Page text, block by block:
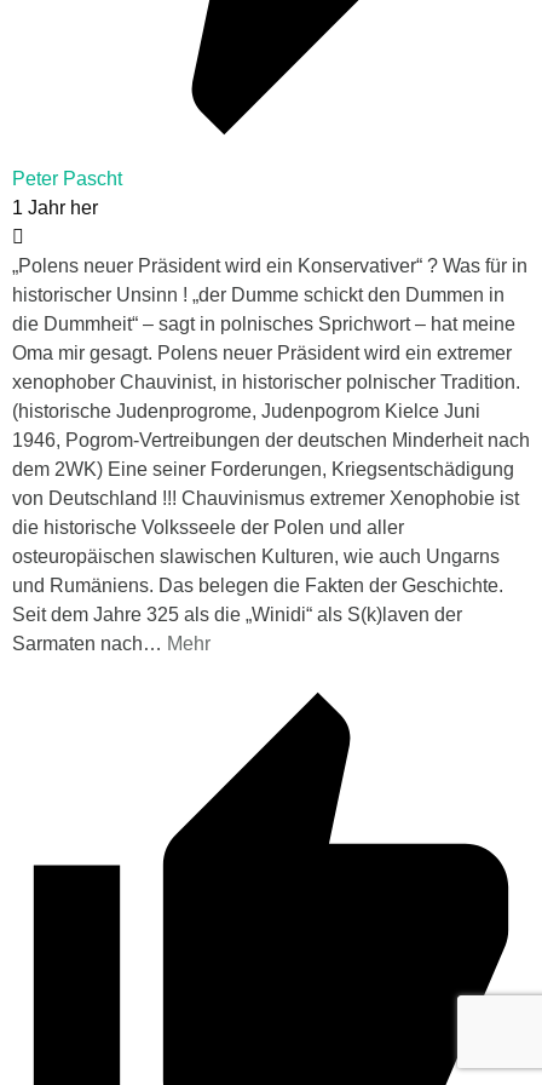
Peter Pascht
1 Jahr her
„Polens neuer Präsident wird ein Konservativer“ ? Was für in
historischer Unsinn ! „der Dumme schickt den Dummen in
die Dummheit“ – sagt in polnisches Sprichwort – hat meine
Oma mir gesagt. Polens neuer Präsident wird ein extremer
xenophober Chauvinist, in historischer polnischer Tradition.
(historische Judenprogrome, Judenpogrom Kielce Juni
1946, Pogrom-Vertreibungen der deutschen Minderheit nach
dem 2WK) Eine seiner Forderungen, Kriegsentschädigung
von Deutschland !!! Chauvinismus extremer Xenophobie ist
die historische Volksseele der Polen und aller
osteuropäischen slawischen Kulturen, wie auch Ungarns
und Rumäniens. Das belegen die Fakten der Geschichte.
Seit dem Jahre 325 als die „Winidi“ als S(k)laven der
Sarmaten nach… Mehr